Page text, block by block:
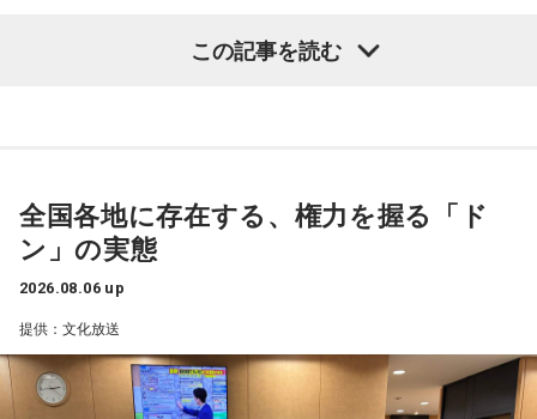
「551の豚まんがあるとき？ ないとき？」っていうCMがある
リスナーちゃんはそのことを言ってくれていて、それも楽し
かった！ 私も大阪に行く前から「みんなでやれたら楽しいだ
ろうな」と思っていたから、そういうこともできて楽しかっ
たですね！ 来てくれてありがとう！
----------------------------------------------------
この日の放送をradikoタイムフリーで聴く
※放送エリア外の方は、プレミアム会員の登録でご利用いた
鈴木敏夫（文化放送解説委員）
「福岡県議会で浮上した、議
長ポストをめぐる現金授受疑惑です。その渦中にいる藏内勇
常井健一「『ドン』はスペイン語に由来する外来語です。ボ
スよりもさらにスケールの大きな権力者を示す言葉として定
着しました。いま、ドンとして注目されるのが福岡県議会の
藏内議長。福岡県内には一昔前から『福岡三国志』という言
葉がありまして。現在は麻生太郎さん、武田良太さん、そし
て藏内さんが熾烈な権力闘争を繰り広げています」
この記事を読む
全国各地に存在する、権力を握る「ド
ン」の実態
2026.08.06 up
提供：文化放送